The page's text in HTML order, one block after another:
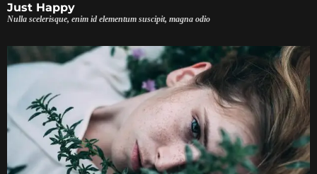
Just Happy
Nulla scelerisque, enim id elementum suscipit, magna odio